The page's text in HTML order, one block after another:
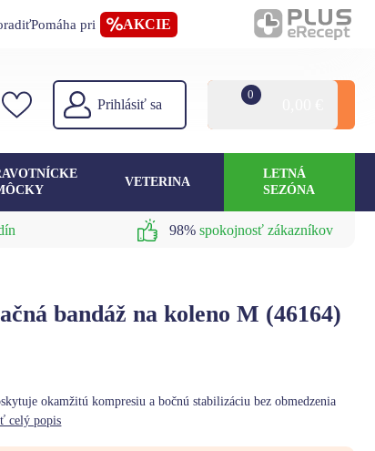
Pomáha pri AKCIE
Prihlásiť sa
0
VETERINA
LETNÁ
SEZÓNA
98% spokojnosť zákazníkov
bandáž na koleno M (46164)
okamžitú kompresiu a bočnú stabilizáciu bez obmedzenia
celý popis